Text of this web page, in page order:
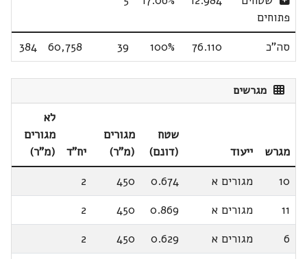
פתוחים
סה"כ 76.110
100%
39
60,758
384
מגרשים
מגרש ייעוד
שטח
(דונם)
מגורים
(מ"ר)
יח"ד
לא
מגורים
(מ"ר)
10
מגורים א 0.674
450
2
11
מגורים א 0.869
450
2
6
מגורים א 0.629
450
2